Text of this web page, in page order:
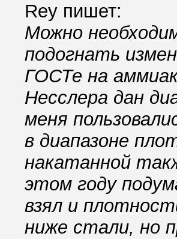
Rey пишет:
Можно
подогнать
ГОСТе на
Несслера дан
меня
в диапазоне
накатанной
этом году
взял и
ниже стали, но